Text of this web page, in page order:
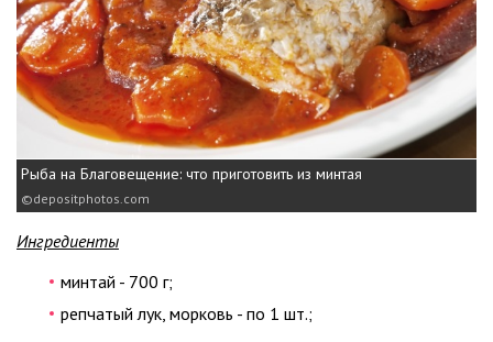
Рыба на Благовещение: что приготовить из минтая
depositphotos.com
Ингредиенты
минтай - 700 г;
репчатый лук, морковь - по 1 шт.;